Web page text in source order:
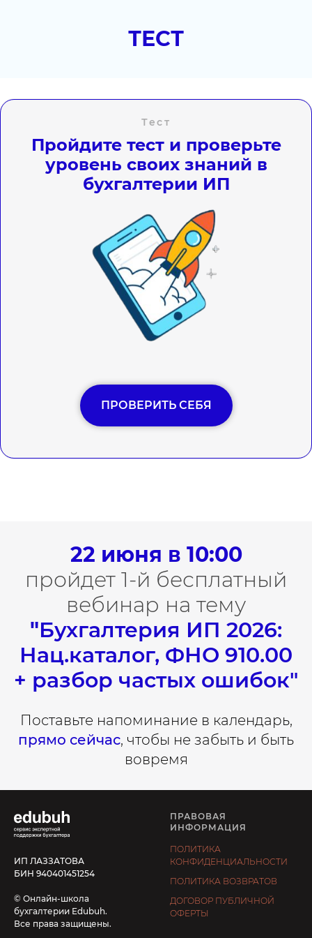
ТЕСТ
Тест
Пройдите тест и проверьте
уровень своих знаний в
бухгалтерии ИП
ПРОВЕРИТЬ СЕБЯ
22 июня в 10:00
пройдет 1-й бесплатный
вебинар на тему
"Бухгалтерия ИП 2026:
Нац.каталог, ФНО 910.00
+ разбор частых ошибок"
Поставьте напоминание в календарь,
прямо сейчас, чтобы не забыть и быть
вовремя
ИП ЛАЗЗАТОВА
БИН 940401451254
© Онлайн-школа
бухгалтерии Edubuh.
Все права защищены.
ПРАВОВАЯ
ИНФОРМАЦИЯ
ПОЛИТИКА
КОНФИДЕНЦИАЛЬНОСТИ
ПОЛИТИКА ВОЗВРАТОВ
ДОГОВОР ПУБЛИЧНОЙ
ОФЕРТЫ